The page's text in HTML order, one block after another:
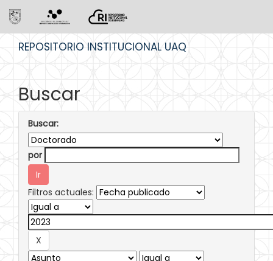
REPOSITORIO INSTITUCIONAL UAQ
Buscar
Buscar:
por
Filtros actuales: